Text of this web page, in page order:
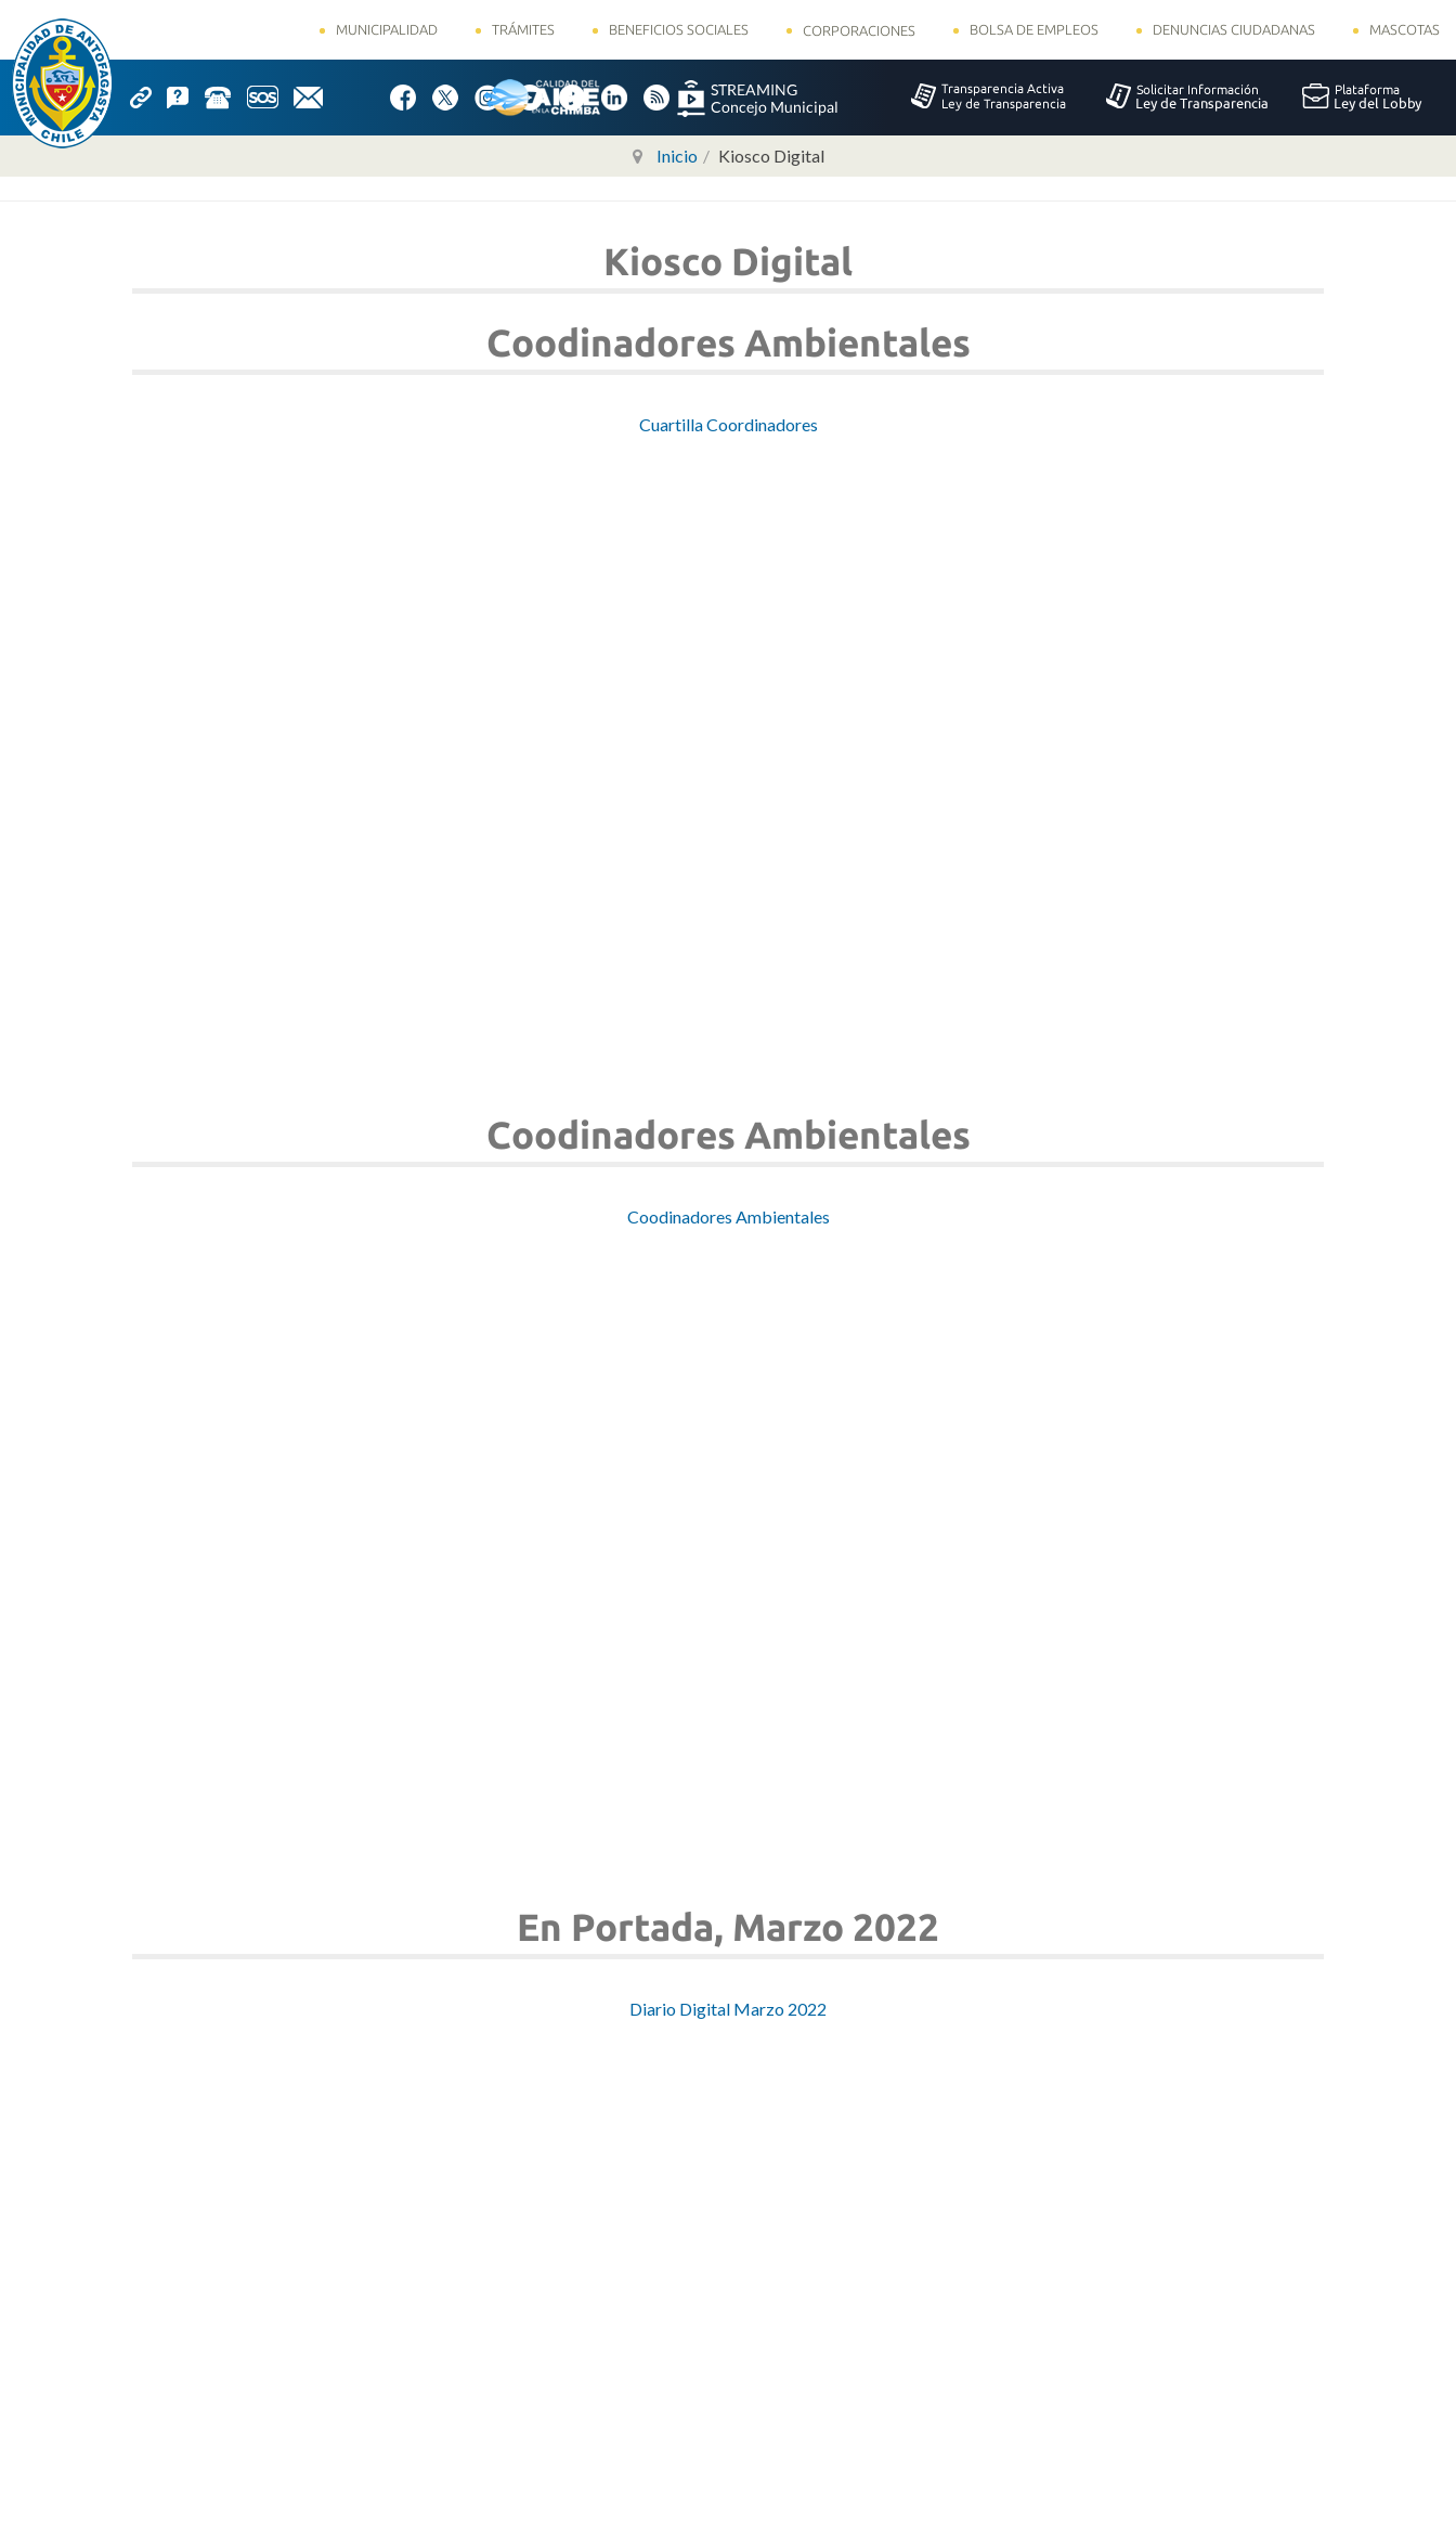
MUNICIPALIDAD TRÁMITES BENEFICIOS SOCIALES CORPORACIONES BOLSA DE EMPLEOS DENUNCIAS CIUDADANAS MASCOTAS
Inicio Kiosco Digital
Kiosco Digital
Coodinadores Ambientales
Cuartilla Coordinadores
Coodinadores Ambientales
Coodinadores Ambientales
En Portada, Marzo 2022
Diario Digital Marzo 2022